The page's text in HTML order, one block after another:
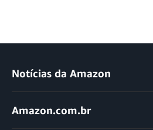
Notícias da Amazon
Amazon.com.br